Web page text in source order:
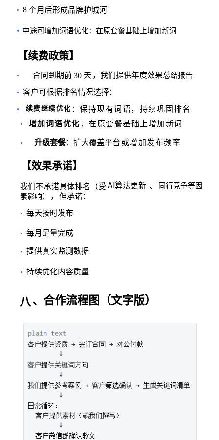
• 8个月后形成品牌护城河
• 中途可增加词语优化：在原套餐基础上增加新词
【续费政策】
•合同到期前 30 天 ，我们提供年度效果总结报告
• 客户可根据排名情况选择：
• 续费继续优化 ：保持现有词语，持续巩固排名
•
增加词语优化 ：在原套餐基础上增加新词
•升级套餐：扩大覆盖平台或增加发布频率
【效果承诺】
我们不承诺具体排名（受 AI算法更新 、
同行竞争等因
素影响） ， 但承诺：
• 每天按时发布
•每月足量完成
• 提供真实监测数据
•持续优化内容质量
八 、合作流程图（文字版）